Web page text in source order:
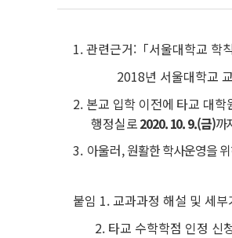
1. 관련근거:「서울대학교 학
2018년 서울대학교 교
2. 본교 입학 이전에 타교 대
행정실로2020. 10. 9.(금)까
3. 아울러,원활한 학사운영을
붙임 1. 교과과정 해설 및 세
2. 타교 수학학점 인정 신